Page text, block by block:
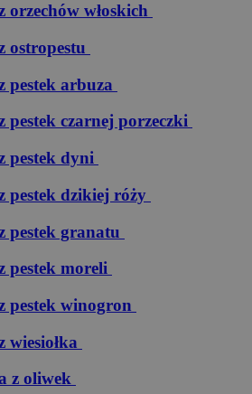
orzechów włoskich
ostropestu
pestek arbuza
pestek czarnej porzeczki
pestek dyni
pestek dzikiej róży
pestek granatu
pestek moreli
pestek winogron
wiesiołka
z oliwek